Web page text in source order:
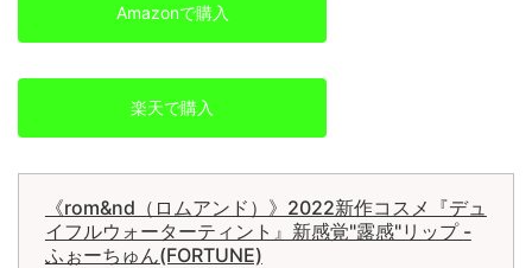
Amazonで購入
楽天で購入
《rom&nd（ロムアンド）》2022新作コスメ『デュ
イフルウォーターティント』新感覚"露感"リップ -
ふぉーちゅん(FORTUNE)